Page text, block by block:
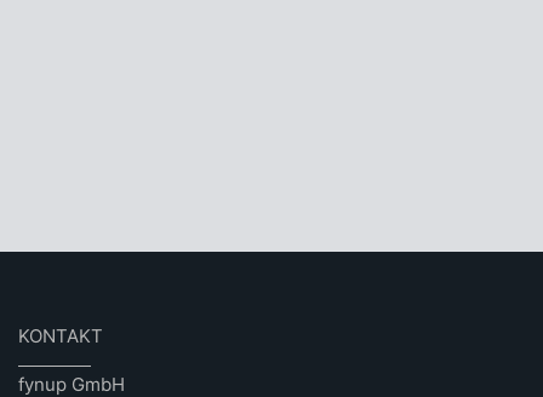
KONTAKT
fynup GmbH